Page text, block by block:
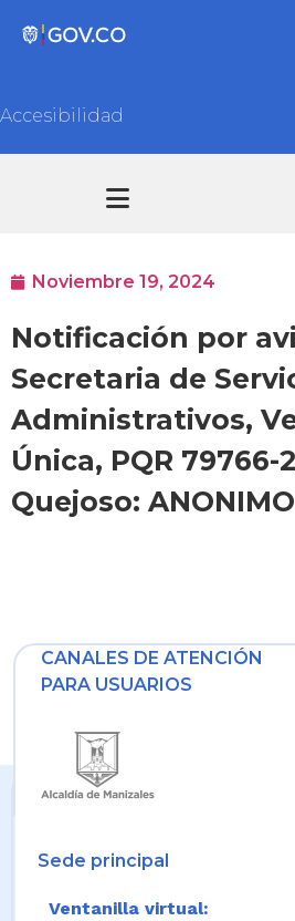
Accesibilidad
Noviembre 19, 2024
Notificación por
Secretaria de
Administrativos,
Única, PQR 79766-
Quejoso: ANONIMO
CANALES DE ATENCIÓN
PARA USUARIOS
Sede principal
Ventanilla virtual: